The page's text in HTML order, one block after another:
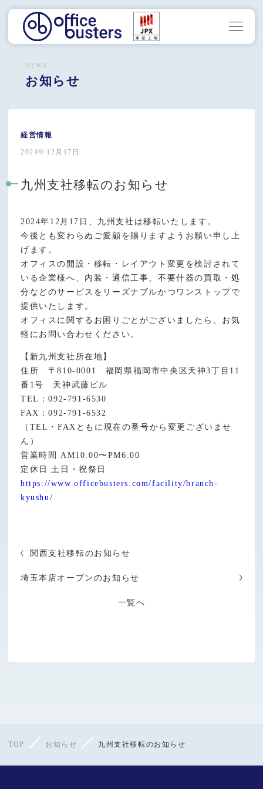
NEWS
お知らせ
経営情報
2024年12月17日
九州支社移転のお知らせ
2024年12月17日、九州支社は移転いたします。
今後とも変わらぬご愛顧を賜りますようお願い申し上
げます。
オフィスの開設・移転・レイアウト変更を検討されて
いる企業様へ、内装・通信工事、不要什器の買取・処
分などのサービスをリーズナブルかつワンストップで
提供いたします。
オフィスに関するお困りごとがございましたら、お気
軽にお問い合わせください。
【新九州支社所在地】
住所 〒810-0001 福岡県福岡市中央区天神3丁目11
番1号 天神武藤ビル
TEL：092-791-6530
FAX：092-791-6532
（TEL・FAXともに現在の番号から変更ございませ
ん）
営業時間 AM10:00〜PM6:00
定休日 土日・祝祭日
https://www.officebusters.com/facility/branch-
kyushu/
関西支社移転のお知らせ
一覧へ
埼玉本店オープンのお知らせ
TOP お知らせ 九州支社移転のお知らせ